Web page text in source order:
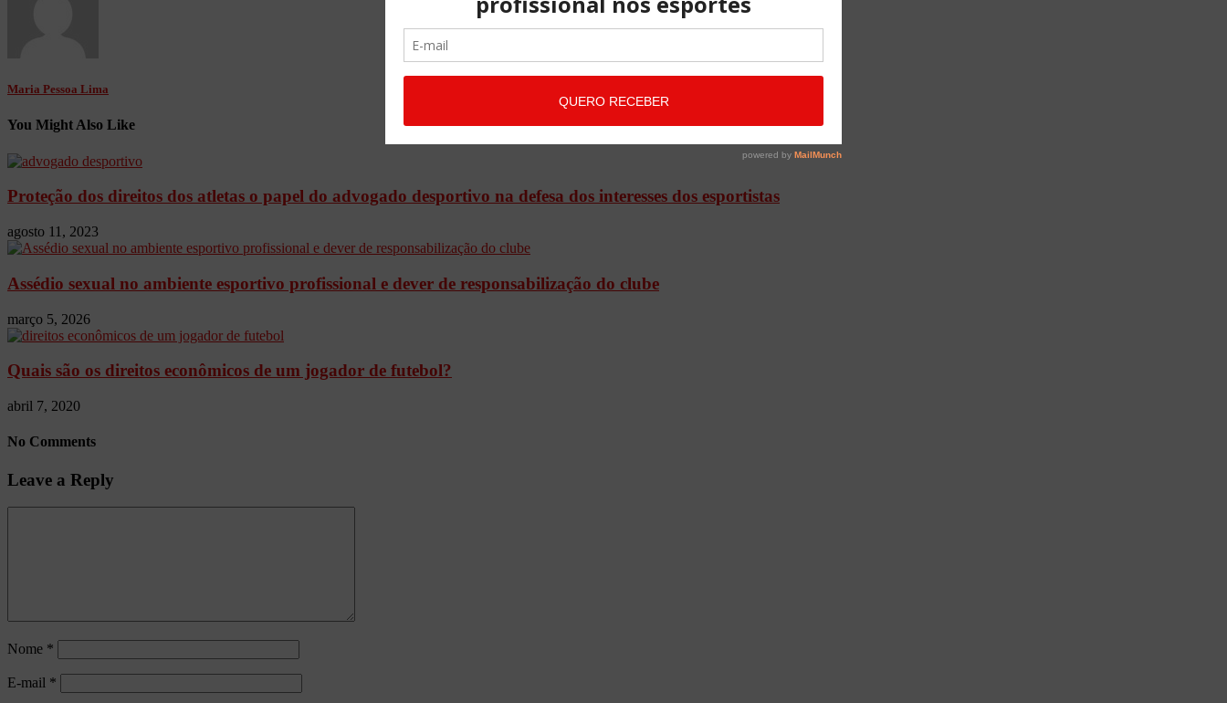
Maria Pessoa Lima
You Might Also Like
Proteção dos direitos dos atletas o papel do advogado desportivo na defesa dos interesses dos esportistas
agosto 11, 2023
Assédio sexual no ambiente esportivo profissional e dever de responsabilização do clube
março 5, 2026
Quais são os direitos econômicos de um jogador de futebol?
abril 7, 2020
No Comments
Leave a Reply
Nome *
E-mail *